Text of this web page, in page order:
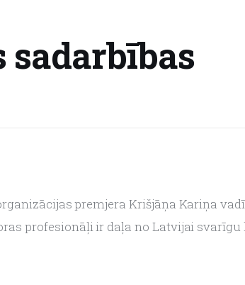
sadarbības
premjera Krišjāņa Kariņa
profesionāļi ir daļa no Latvijai